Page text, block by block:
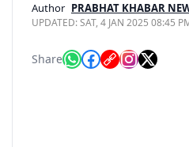
Author PRABHAT KHABAR
UPDATED:SAT, 4 JAN 2025 08:45
Share